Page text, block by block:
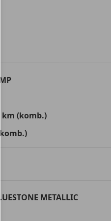
km (komb.)
Lenkrad METALLIC